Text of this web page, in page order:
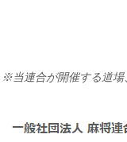
※当連合が開催する道場